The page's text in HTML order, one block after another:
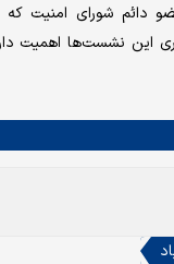
شورای امنیت که
این نشست‌ها اهمیت